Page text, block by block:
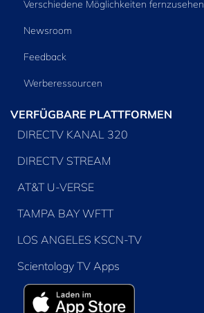
Verschiedene Möglichkeiten fernzusehen
Newsroom
Feedback
Werberessourcen
VERFÜGBARE PLATTFORMEN
DIRECTV KANAL 320
DIRECTV STREAM
AT&T U-VERSE
TAMPA BAY WFTT
LOS ANGELES KSCN-TV
Scientology TV Apps